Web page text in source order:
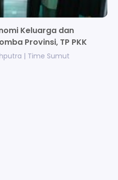
Keluarga dan
Provinsi, TP PKK
| Time Sumut